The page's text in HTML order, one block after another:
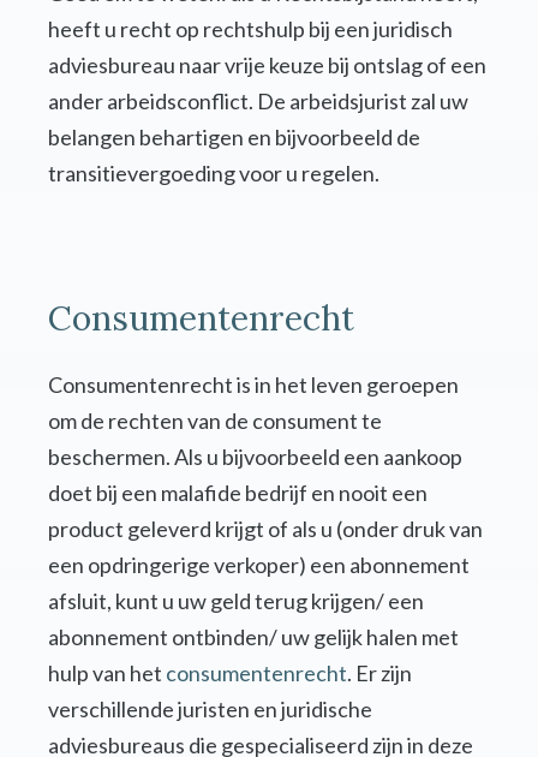
heeft u recht op rechtshulp bij een juridisch
adviesbureau naar vrije keuze bij ontslag of een
ander arbeidsconflict. De arbeidsjurist zal uw
belangen behartigen en bijvoorbeeld de
transitievergoeding voor u regelen.
Consumentenrecht
Consumentenrecht is in het leven geroepen
om de rechten van de consument te
beschermen. Als u bijvoorbeeld een aankoop
doet bij een malafide bedrijf en nooit een
product geleverd krijgt of als u (onder druk van
een opdringerige verkoper) een abonnement
afsluit, kunt u uw geld terug krijgen/ een
abonnement ontbinden/ uw gelijk halen met
hulp van het consumentenrecht. Er zijn
verschillende juristen en juridische
adviesbureaus die gespecialiseerd zijn in deze